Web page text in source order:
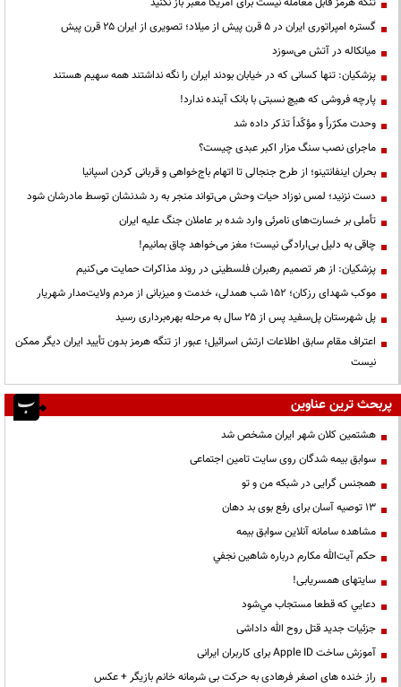
گستره امپراتوری ایران در ۵ قرن پیش از میلاد؛ تصویری از ایران ۲۵ قرن پیش
میانکاله در آتش می‌سوزد
پزشکیان: تنها کسانی که در خیابان بودند ایران را نگه نداشتند همه سهیم هستند
پارچه فروشی که هیچ نسبتی با بانک آینده ندارد!
وحدت مکرّراً و مؤکّداً تذکر داده شد
ماجرای نصب سنگ مزار اکبر عبدی چیست؟
بحران اینفانتینو؛ از طرح جنجالی تا اتهام باج‌خواهی و قربانی کردن اسپانیا
دست نزنید؛ لمس نوزاد حیات وحش می‌تواند منجر به رد شدنشان توسط مادرشان شود
تأملی بر خسارت‌های نامرئی وارد شده بر عاملان جنگ علیه ایران
چاقی به دلیل بی‌ارادگی نیست؛ مغز می‌خواهد چاق بمانیم!
پزشکیان: از هر تصمیم رهبران فلسطینی در روند مذاکرات حمایت می‌کنیم
موکب شهدای رزکان؛ ۱۵۲ شب همدلی، خدمت و میزبانی از مردم ولایت‌مدار شهریار
پل شهرستان پل‌سفید پس از ۲۵ سال به مرحله بهره‌برداری رسید
اعتراف مقام سابق اطلاعات ارتش اسرائیل؛ عبور از تنگه هرمز بدون تأیید ایران دیگر ممکن
نیست
پربحث ترین عناوین
هشتمین کلان شهر ایران مشخص شد
سوابق بیمه شدگان روی سایت تامین اجتماعی
همجنس گرایی در شبکه من و تو
13 توصیه آسان برای رفع بوی بد دهان
مشاهده سامانه آنلاين سوابق بیمه
حكم آيت‌الله مكارم درباره شاهين نجفي
سایتهای همسریابی!
دعايي كه قطعا مستجاب مي‌شود
جزئیات جدید قتل روح الله داداشی
آموزش ساخت Apple ID برای کاربران ایرانی
راز خنده های اصغر فرهادی به حرکت بی شرمانه خانم بازیگر + عکس